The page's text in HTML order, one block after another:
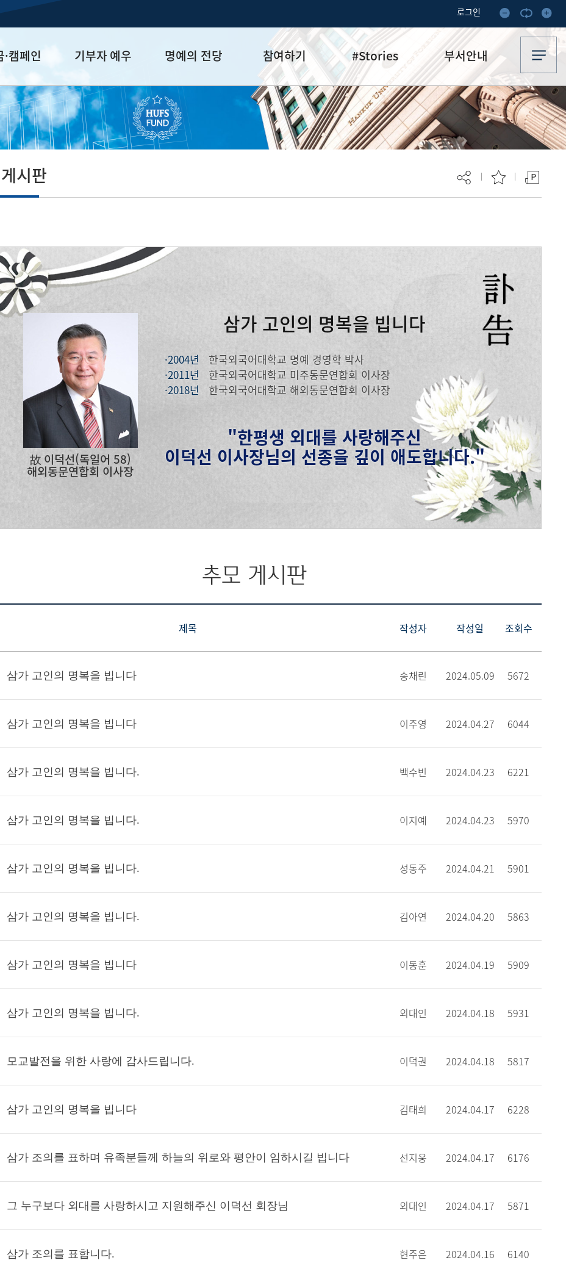
로그인
·캠페인
기금
장학금
기부자 예우
예우 프로그램
세제 혜택
명예의 전당
HUFS Honor
Diamond Club
Platinum Club
참여하기
참여방법
기부하기
잠재기부자 추천
#Stories
기부·수혜스토리
기금소식
이달의 기부자
부서안내
업무안내
오시는 길
메뉴추가
시판
故 이덕선(독일어 58)
해외동문연합회 이사장
삼가 고인의 명복을 빕니다
·2004년
한국외국어대학교 명예 경영학 박사
·2011년
한국외국어대학교 미주동문연합회 이사장
·2018년
한국외국어대학교 해외동문연합회 이사장
"한평생 외대를 사랑해주신
이덕선 이사장님의 선종을 깊이 애도합니다."
추모 게시판
제목 작성자 작성일 조회수
삼가 고인의 명복을 빕니다 송채린 2024.05.09 5672
삼가 고인의 명복을 빕니다 이주영 2024.04.27 6044
삼가 고인의 명복을 빕니다. 백수빈 2024.04.23 6221
삼가 고인의 명복을 빕니다. 이지예 2024.04.23 5970
삼가 고인의 명복을 빕니다. 성동주 2024.04.21 5901
삼가 고인의 명복을 빕니다. 김아연 2024.04.20 5863
삼가 고인의 명복을 빕니다 이동훈 2024.04.19 5909
삼가 고인의 명복을 빕니다. 외대인 2024.04.18 5931
모교발전을 위한 사랑에 감사드립니다. 이덕권 2024.04.18 5817
삼가 고인의 명복을 빕니다 김태희 2024.04.17 6228
삼가 조의를 표하며 유족분들께 하늘의 위로와 평안이 임하시길 빕니다 선지웅 2024.04.17 6176
그 누구보다 외대를 사랑하시고 지원해주신 이덕선 회장님 외대인 2024.04.17 5871
삼가 조의를 표합니다. 현주은 2024.04.16 6140